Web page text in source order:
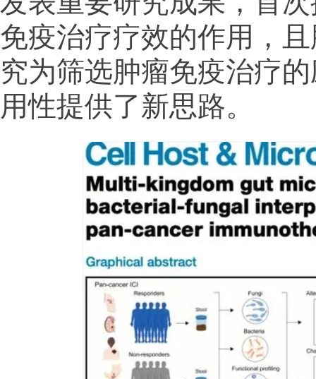
免疫治疗疗效的作用，
究为筛选肿瘤免疫治疗
用性提供了新思路。